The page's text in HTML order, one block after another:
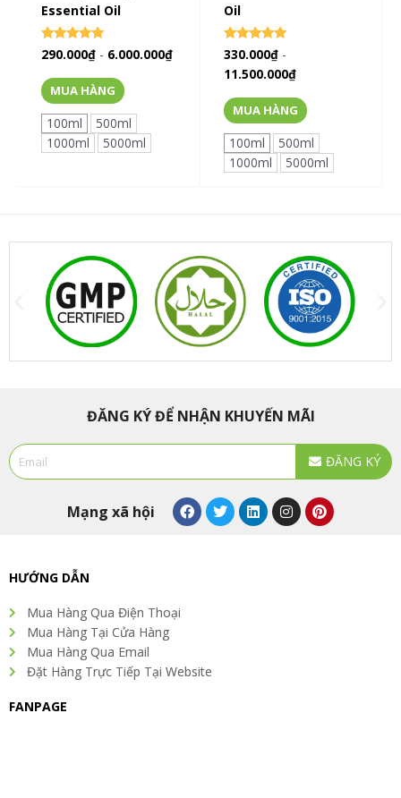
Essential Oil
Rated
0
290.000₫ - 6.000.000₫
MUA HÀNG
100ml
500ml
1000ml
5000ml
Oil
Rated
0
out of 5
330.000₫ -
11.500.000₫
MUA HÀNG
100ml
500ml
1000ml
5000ml
ĐĂNG KÝ ĐỂ NHẬN KHUYẾN MÃI
Email
ĐĂNG KÝ
Mạng xã hội F
a
c
T
w
i
L
i
n
I
n
s
P
i
n
HƯỚNG DẪN
Mua Hàng Qua Điện Thoại
Mua Hàng Tại Cửa Hàng
Mua Hàng Qua Email
Đặt Hàng Trực Tiếp Tại Website
FANPAGE